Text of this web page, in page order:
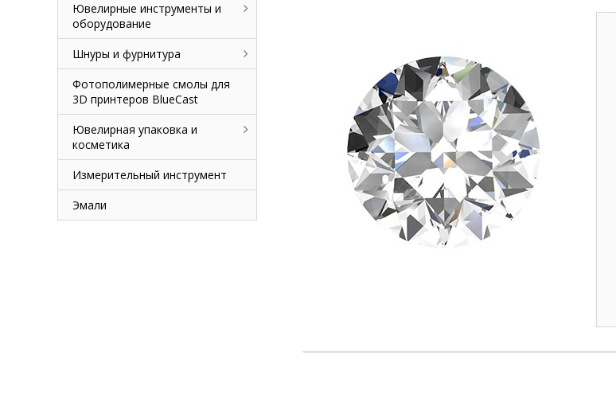
Ювелирные инструменты и
оборудование
Шнуры и фурнитура
Фотополимерные смолы для
3D принтеров BlueCast
Ювелирная упаковка и
косметика
Измерительный инструмент
Эмали